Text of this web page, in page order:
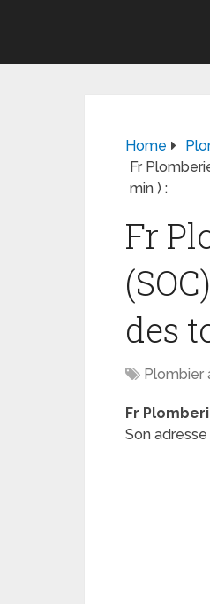
Home
Fr
min ) :
Fr
des
Plombier
Fr
Son adresse